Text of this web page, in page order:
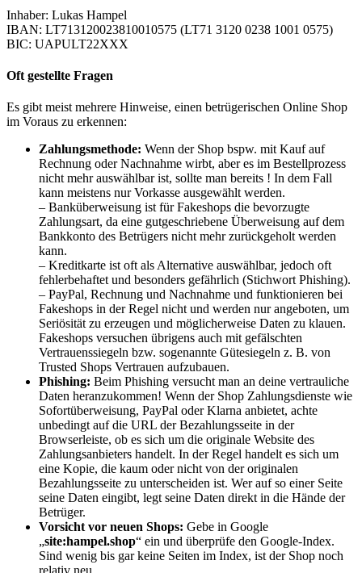
Inhaber: Lukas Hampel
IBAN: LT713120023810010575 (LT71 3120 0238 1001 0575)
BIC: UAPULT22XXX
Oft gestellte Fragen
Es gibt meist mehrere Hinweise, einen betrügerischen Online Shop
im Voraus zu erkennen:
Zahlungsmethode: Wenn der Shop bspw. mit Kauf auf
Rechnung oder Nachnahme wirbt, aber es im Bestellprozess
nicht mehr auswählbar ist, sollte man bereits ! In dem Fall
kann meistens nur Vorkasse ausgewählt werden.
– Banküberweisung ist für Fakeshops die bevorzugte
Zahlungsart, da eine gutgeschriebene Überweisung auf dem
Bankkonto des Betrügers nicht mehr zurückgeholt werden
kann.
– Kreditkarte ist oft als Alternative auswählbar, jedoch oft
fehlerbehaftet und besonders gefährlich (Stichwort Phishing).
– PayPal, Rechnung und Nachnahme und funktionieren bei
Fakeshops in der Regel nicht und werden nur angeboten, um
Seriösität zu erzeugen und möglicherweise Daten zu klauen.
Fakeshops versuchen übrigens auch mit gefälschten
Vertrauenssiegeln bzw. sogenannte Gütesiegeln z. B. von
Trusted Shops Vertrauen aufzubauen.
Phishing: Beim Phishing versucht man an deine vertrauliche
Daten heranzukommen! Wenn der Shop Zahlungsdienste wie
Sofortüberweisung, PayPal oder Klarna anbietet, achte
unbedingt auf die URL der Bezahlungsseite in der
Browserleiste, ob es sich um die originale Website des
Zahlungsanbieters handelt. In der Regel handelt es sich um
eine Kopie, die kaum oder nicht von der originalen
Bezahlungsseite zu unterscheiden ist. Wer auf so einer Seite
seine Daten eingibt, legt seine Daten direkt in die Hände der
Betrüger.
Vorsicht vor neuen Shops: Gebe in Google
„site:hampel.shop“ ein und überprüfe den Google-Index.
Sind wenig bis gar keine Seiten im Index, ist der Shop noch